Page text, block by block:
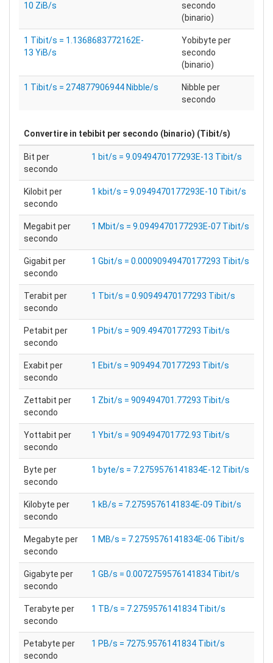
10 ZiB/s
secondo
(binario)
1 Tibit/s = 1.1368683772162E-
13 YiB/s
Yobibyte per
secondo
(binario)
1 Tibit/s = 274877906944 Nibble/s
Nibble per
secondo
Convertire in tebibit per secondo (binario) (Tibit/s)
Bit per
secondo
1 bit/s = 9.0949470177293E-13 Tibit/s
Kilobit per
secondo
1 kbit/s = 9.0949470177293E-10 Tibit/s
Megabit per
secondo
1 Mbit/s = 9.0949470177293E-07 Tibit/s
Gigabit per
secondo
1 Gbit/s = 0.00090949470177293 Tibit/s
Terabit per
secondo
1 Tbit/s = 0.90949470177293 Tibit/s
Petabit per
secondo
1 Pbit/s = 909.49470177293 Tibit/s
Exabit per
secondo
1 Ebit/s = 909494.70177293 Tibit/s
Zettabit per
secondo
1 Zbit/s = 909494701.77293 Tibit/s
Yottabit per
secondo
1 Ybit/s = 909494701772.93 Tibit/s
Byte per
secondo
1 byte/s = 7.2759576141834E-12 Tibit/s
Kilobyte per
secondo
1 kB/s = 7.2759576141834E-09 Tibit/s
Megabyte per
secondo
1 MB/s = 7.2759576141834E-06 Tibit/s
Gigabyte per
secondo
1 GB/s = 0.0072759576141834 Tibit/s
Terabyte per
secondo
1 TB/s = 7.2759576141834 Tibit/s
Petabyte per
secondo
1 PB/s = 7275.9576141834 Tibit/s